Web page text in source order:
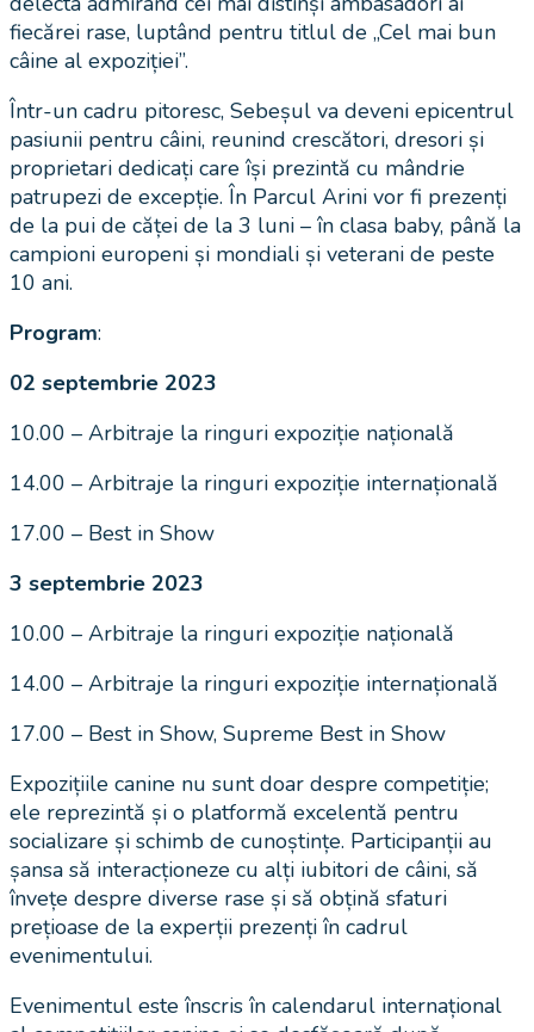
fiecărei rase, luptând pentru titlul de „Cel mai bun
câine al expoziției”.
Într-un cadru pitoresc, Sebeșul va deveni epicentrul
pasiunii pentru câini, reunind crescători, dresori și
proprietari dedicați care își prezintă cu mândrie
patrupezi de excepție. În Parcul Arini vor fi prezenți
de la pui de căței de la 3 luni – în clasa baby, până la
campioni europeni și mondiali și veterani de peste
10 ani.
Program:
02 septembrie 2023
10.00 – Arbitraje la ringuri expoziție națională
14.00 – Arbitraje la ringuri expoziție internațională
17.00 – Best in Show
3 septembrie 2023
10.00 – Arbitraje la ringuri expoziție națională
14.00 – Arbitraje la ringuri expoziție internațională
17.00 – Best in Show, Supreme Best in Show
Expozițiile canine nu sunt doar despre competiție;
ele reprezintă și o platformă excelentă pentru
socializare și schimb de cunoștințe. Participanții au
șansa să interacționeze cu alți iubitori de câini, să
învețe despre diverse rase și să obțină sfaturi
prețioase de la experții prezenți în cadrul
evenimentului.
Evenimentul este înscris în calendarul internațional